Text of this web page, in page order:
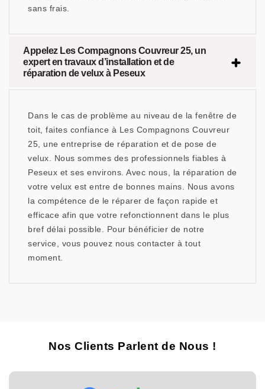
sans frais.
Appelez Les Compagnons Couvreur 25, un
expert en travaux d’installation et de
réparation de velux à Peseux
Dans le cas de problème au niveau de la fenêtre de
toit, faites confiance à Les Compagnons Couvreur
25, une entreprise de réparation et de pose de
velux. Nous sommes des professionnels fiables à
Peseux et ses environs. Avec nous, la réparation de
votre velux est entre de bonnes mains. Nous avons
la compétence de le réparer de façon rapide et
efficace afin que votre refonctionnent dans le plus
bref délai possible. Pour bénéficier de notre
service, vous pouvez nous contacter à tout
moment.
Nos Clients Parlent de Nous !